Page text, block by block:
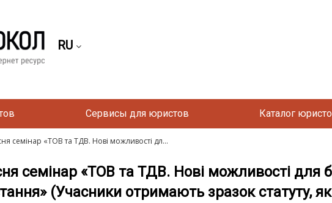
RU
Сервисы для юристов Каталог
cемінар «ТОВ та ТДВ. Нові можливості дл...
cемінар «ТОВ та ТДВ. Нові можливості для
(Учасники отримають зразок статуту,